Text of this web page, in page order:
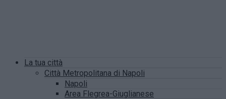
La tua città
Città Metropolitana di Napoli
Napoli
Area Flegrea-Giuglianese